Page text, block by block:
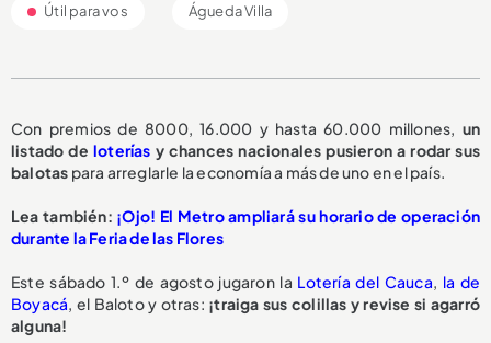
Útil para vos Águeda Villa
Con premios de 8000, 16.000 y hasta 60.000 millones, un
listado de loterías y chances nacionales pusieron a rodar sus
balotas para arreglarle la economía a más de uno en el país.
Lea también: ¡Ojo! El Metro ampliará su horario de operación
durante la Feria de las Flores
Este sábado 1.º de agosto jugaron la Lotería del Cauca, la de
Boyacá, el Baloto y otras: ¡traiga sus colillas y revise si agarró
alguna!